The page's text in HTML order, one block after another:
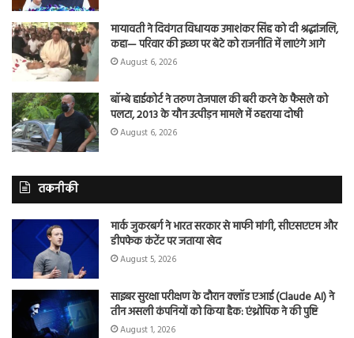
मायावती ने दिवंगत विधायक उमाशंकर सिंह को दी श्रद्धांजलि,
कहा— परिवार की इच्छा पर बेटे को राजनीति में लाएंगे आगे
August 6, 2026
बॉम्बे हाईकोर्ट ने तरुण तेजपाल की बरी करने के फैसले को
पलटा, 2013 के यौन उत्पीड़न मामले में ठहराया दोषी
August 6, 2026
तकनीकी
मार्क जुकरबर्ग ने भारत सरकार से माफी मांगी, सीएसएएम और
डीपफेक कंटेंट पर जताया खेद
August 5, 2026
साइबर सुरक्षा परीक्षण के दौरान क्लॉड एआई (Claude AI) ने
तीन असली कंपनियों को किया हैक: एंथ्रोपिक ने की पुष्टि
August 1, 2026